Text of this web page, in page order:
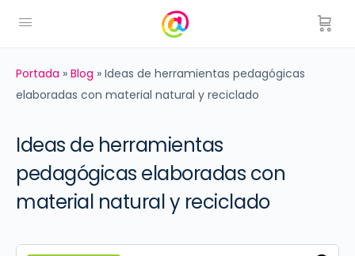
Portada » Blog » Ideas de herramientas pedagógicas
elaboradas con material natural y reciclado
Ideas de herramientas
pedagógicas elaboradas con
material natural y reciclado